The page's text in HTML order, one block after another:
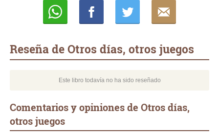
Reseña de Otros días, otros juegos
Este libro todavía no ha sido reseñado
Comentarios y opiniones de Otros días,
otros juegos